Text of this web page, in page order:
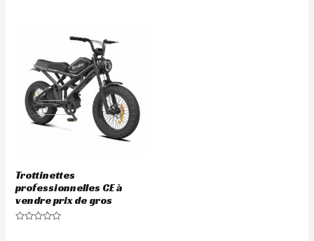
Trottinettes
professionnelles CE à
vendre prix de gros